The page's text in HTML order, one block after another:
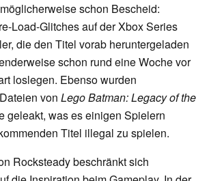
schon Bescheid:
Load-Glitches auf der Xbox Series
die den Titel vorab heruntergeladen
schon rund eine Woche vor
loslegen. Ebenso wurden
von Lego Batman: Legacy of the
geleakt, was es einigen Spielern
Titel illegal zu spielen.
Rocksteady beschränkt sich